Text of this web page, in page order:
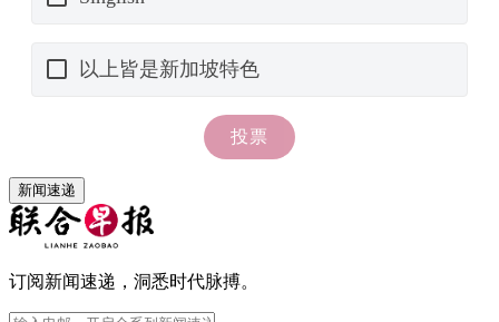
新闻速递
订阅新闻速递，洞悉时代脉搏。